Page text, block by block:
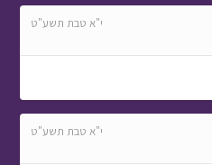
י"א טבת תשע"ט
י"א טבת תשע"ט